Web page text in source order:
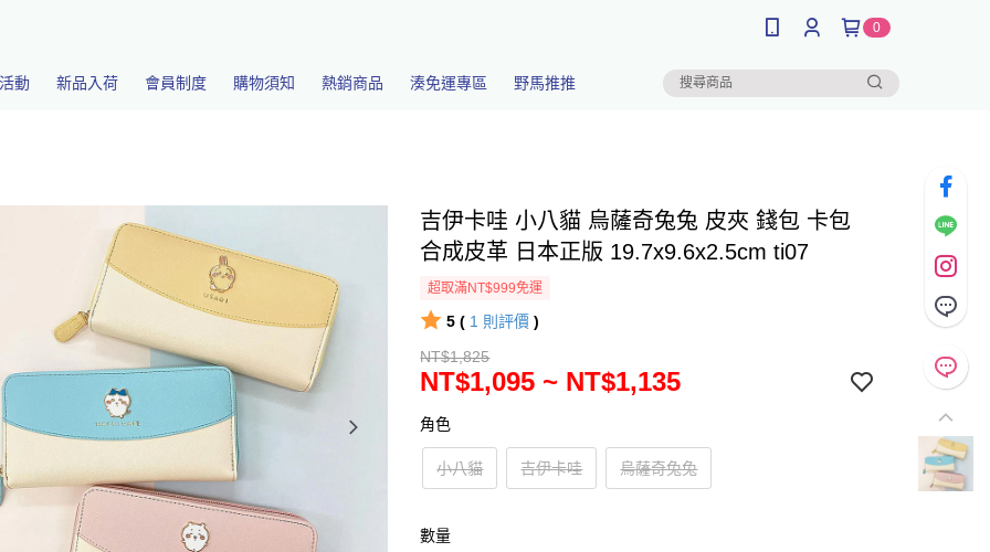
0
動 新品入荷 會員制度 購物須知 熱銷商品 湊免運專區 野馬推推
吉伊卡哇 小八貓 烏薩奇兔兔 皮夾 錢包 卡包
合成皮革 日本正版 19.7x9.6x2.5cm ti07
超取滿NT$999免運
5 ( 1 則評價 )
NT$1,825
NT$1,095 ~ NT$1,135
角色
小八貓 吉伊卡哇 烏薩奇兔兔
數量